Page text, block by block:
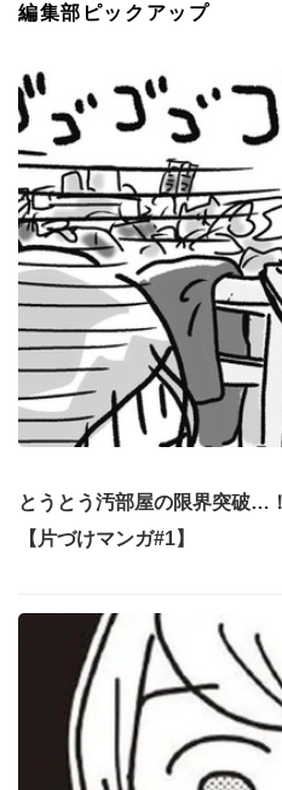
編集部ピックアップ
とうとう汚部屋の限界突破…
【片づけマンガ#1】